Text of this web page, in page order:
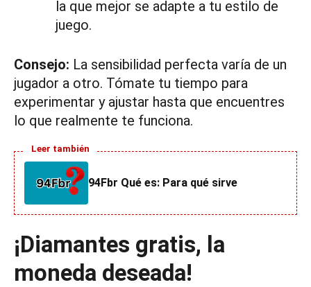
la que mejor se adapte a tu estilo de
juego.
Consejo: La sensibilidad perfecta varía de un
jugador a otro. Tómate tu tiempo para
experimentar y ajustar hasta que encuentres
lo que realmente te funciona.
Leer también
94Fbr Qué es: Para qué sirve
¡Diamantes gratis, la
moneda deseada!